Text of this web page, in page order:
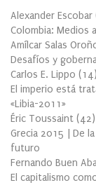
Alexander Escobar
Colombia: Medios
Amílcar Salas
Desafíos y
Carlos E. Lippo (14)
El imperio está
«Libia-2011»
Éric Toussaint (42)
Grecia 2015 | De
futuro
Fernando Buen
El capitalismo